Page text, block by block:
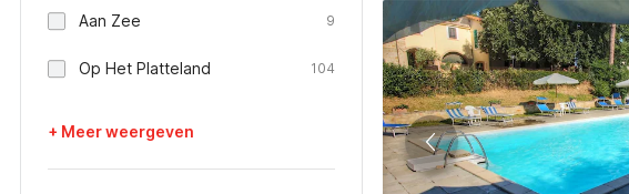
Aan Zee 9
Op Het Platteland 104
+ Meer weergeven